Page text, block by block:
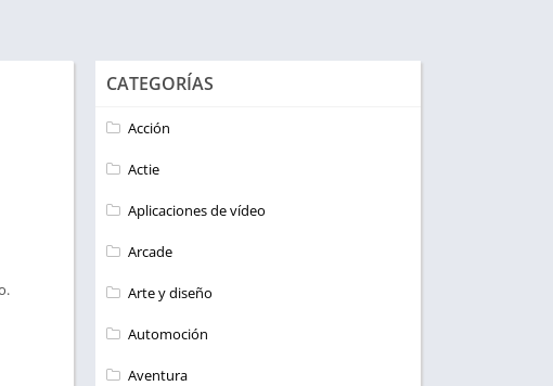
CATEGORÍAS
Acción
Actie
Aplicaciones de vídeo
Arcade
Arte y diseño
Automoción
Aventura